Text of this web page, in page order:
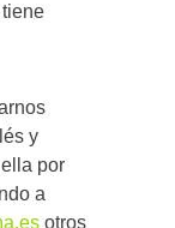
y
por
a
otros